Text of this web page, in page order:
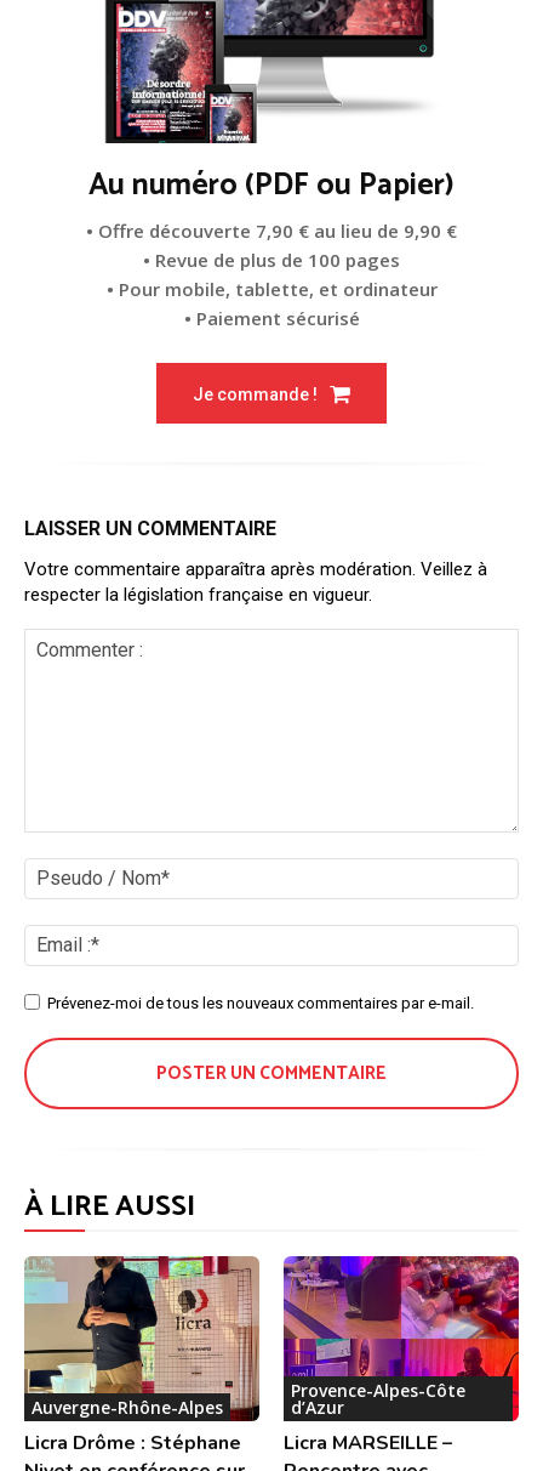
Au numéro (PDF ou Papier)
• Offre découverte 7,90 € au lieu de 9,90 €
• Revue de plus de 100 pages
• Pour mobile, tablette, et ordinateur
• Paiement sécurisé
Je commande !
LAISSER UN COMMENTAIRE
Votre commentaire apparaîtra après modération. Veillez à
respecter la législation française en vigueur.
/
:*
SitePrévenez-moi de tous les nouveaux commentaires par e-mail.
À LIRE AUSSI
Auvergne-Rhône-Alpes
Licra Drôme : Stéphane
Provence-Alpes-Côte
d’Azur
Licra MARSEILLE –